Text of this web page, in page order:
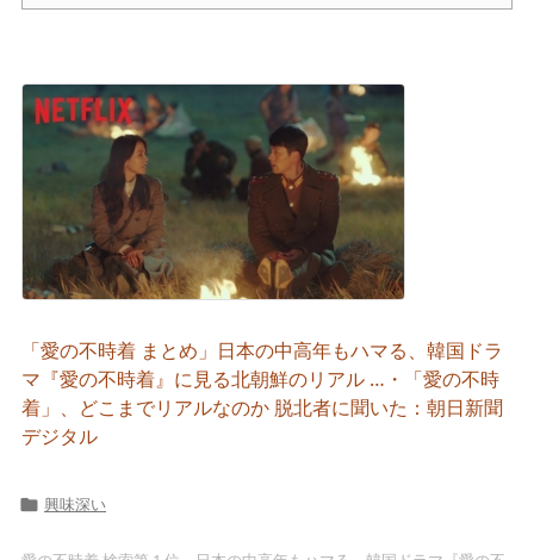
「愛の不時着 まとめ」日本の中高年もハマる、韓国ドラ
マ『愛の不時着』に見る北朝鮮のリアル …・「愛の不時
着」、どこまでリアルなのか 脱北者に聞いた：朝日新聞
デジタル
 興味深い